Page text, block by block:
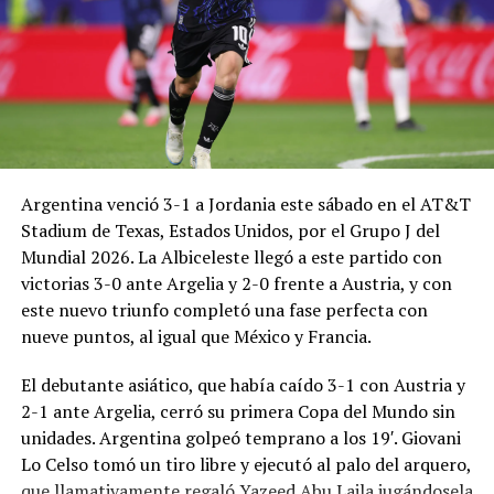
Argentina venció 3-1 a Jordania este sábado en el AT&T
Stadium de Texas, Estados Unidos, por el Grupo J del
Mundial 2026. La Albiceleste llegó a este partido con
victorias 3-0 ante Argelia y 2-0 frente a Austria, y con
este nuevo triunfo completó una fase perfecta con
nueve puntos, al igual que México y Francia.
El debutante asiático, que había caído 3-1 con Austria y
2-1 ante Argelia, cerró su primera Copa del Mundo sin
unidades. Argentina golpeó temprano a los 19′. Giovani
Lo Celso tomó un tiro libre y ejecutó al palo del arquero,